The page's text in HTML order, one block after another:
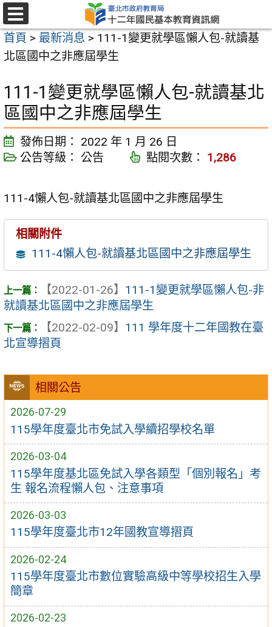
跳
至
主
要
容
區
選
單
首頁 > 最新消息 > 111-1變更就學區懶人包-就讀基
北區國中之非應屆學生
相關公告
2026-07-29
115學年度臺北市免試入學續招學校名單
2026-03-04
115學年度基北區免試入學各類型「個別報名」考
生 報名流程懶人包、注意事項
2026-03-03
115學年度臺北市12年國教宣導摺頁
2026-02-24
115學年度臺北市數位實驗高級中等學校招生入學
簡章
2026-02-23
111-1變更就學區懶人包-就讀基北
區國中之非應屆學生
發佈日期：
2022 年 1 月 26 日
公告等級：
公告 點閱次數： 1,286
111-4懶人包-就讀基北區國中之非應屆學生
相關附件
111-4懶人包-就讀基北區國中之非應屆學生
【2022-01-26】 111-1變更就學區懶人包-非
就讀基北區國中之非應屆學生
【2022-02-09】 111 學年度十二年國教在臺
北宣導摺頁